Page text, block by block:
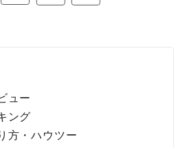
ュー
ング
方・ハウツー